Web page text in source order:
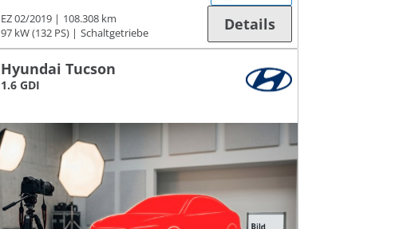
EZ 02/2019
108.308 km
97 kW (132 PS)
Schaltgetriebe Details
Hyundai Tucson
1.6 GDI